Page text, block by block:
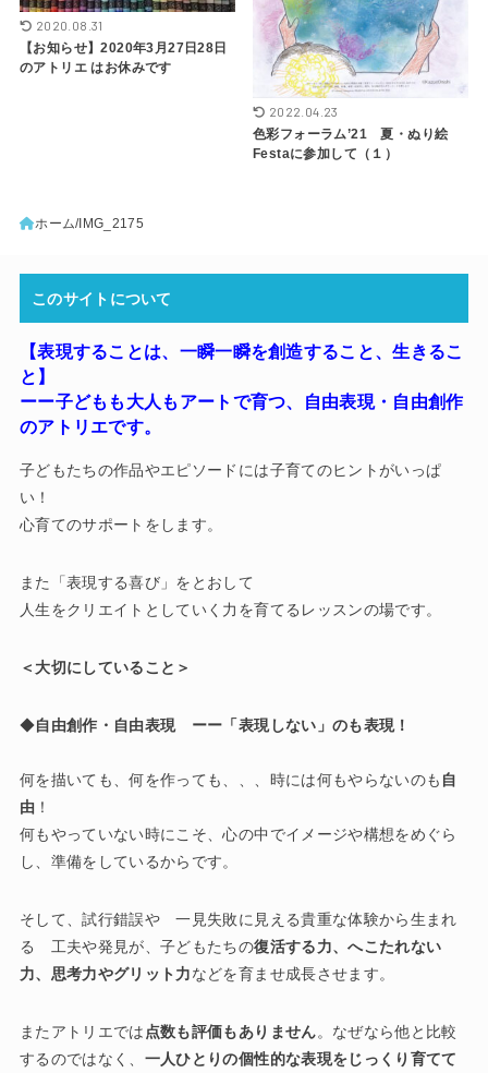
2020.08.31
【お知らせ】2020年3月27日28日
のアトリエ はお休みです
2022.04.23
色彩フォーラム’21 夏・ぬり絵
Festaに参加して（１）
ホーム IMG_2175
このサイトについて
【表現することは、一瞬一瞬を創造すること、生きるこ
と】
ーー子どもも大人もアートで育つ、
自由表現・自由創作
のアトリエです。
子どもたちの作品やエピソードには子育てのヒントがいっぱ
い！
心育てのサポートをします。
また「表現する喜び」をとおして
人生をクリエイトとしていく力を育てるレッスンの場です。
＜大切にしていること＞
◆自由創作・自由表現 ーー「表現しない」のも表現！
何を描いても、何を作っても、、、時には何もやらないのも 自
由 ！
何もやっていない時にこそ、心の中でイメージや構想をめぐら
し、準備をしているからです。
そして、試行錯誤や 一見失敗に見える貴重な体験から生まれ
る 工夫や発見が、子どもたちの復活する力、へこたれない
力、思考力やグリット力などを育ませ成長させます。
またアトリエでは 点数も評価もありません。なぜなら他と比較
するのではなく、 一人ひとりの個性的な表現をじっくり育てて